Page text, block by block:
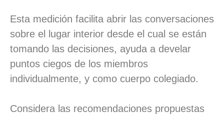
Esta medición facilita abrir las conversaciones
sobre el lugar interior desde el cual se están
tomando las decisiones, ayuda a develar
puntos ciegos de los miembros
individualmente, y como cuerpo colegiado.
Considera las recomendaciones propuestas